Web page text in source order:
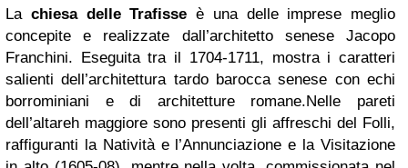
Lachiesa delle Trafisse è una delle imprese meglio
concepite e realizzate dall’architetto senese Jacopo
Franchini. Eseguita tra il 1704-1711, mostra i caratteri
salienti dell’architettura tardo barocca senese con echi
borrominiani e di architetture romane.Nelle pareti
dell’altareh maggiore sono presenti gli affreschi del Folli,
raffiguranti la Natività e l’Annunciazione e la Visitazione